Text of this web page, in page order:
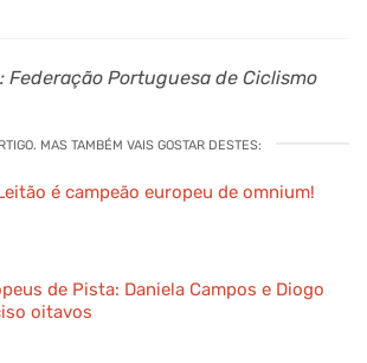
Federação Portuguesa de Ciclismo
MAS TAMBÉM VAIS GOSTAR DESTES:
é campeão europeu de omnium!
de Pista: Daniela Campos e Diogo
oitavos